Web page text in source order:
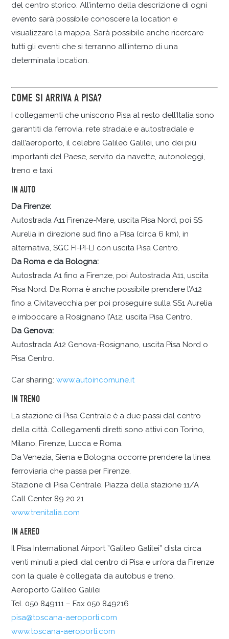
del centro storico. All’interno della descrizione di ogni
evento sarà possibile conoscere la location e
visualizzare la mappa. Sarà possibile anche ricercare
tutti gli eventi che si terranno all’interno di una
determinata location.
COME SI ARRIVA A PISA?
I collegamenti che uniscono Pisa al resto dell’Italia sono
garantiti da ferrovia, rete stradale e autostradale e
dall’aeroporto, il celebre Galileo Galilei, uno dei più
importanti del Paese, servito da navette, autonoleggi,
treno e taxi.
IN AUTO
Da Firenze:
Autostrada A11 Firenze-Mare, uscita Pisa Nord, poi SS
Aurelia in direzione sud fino a Pisa (circa 6 km), in
alternativa, SGC FI-PI-LI con uscita Pisa Centro.
Da Roma e da Bologna:
Autostrada A1 fino a Firenze, poi Autostrada A11, uscita
Pisa Nord. Da Roma è anche possibile prendere l’A12
fino a Civitavecchia per poi proseguire sulla SS1 Aurelia
e imboccare a Rosignano l’A12, uscita Pisa Centro.
Da Genova:
Autostrada A12 Genova-Rosignano, uscita Pisa Nord o
Pisa Centro.
Car sharing:www.autoincomune.it
IN TRENO
La stazione di Pisa Centrale è a due passi dal centro
della città. Collegamenti diretti sono attivi con Torino,
Milano, Firenze, Lucca e Roma.
Da Venezia, Siena e Bologna occorre prendere la linea
ferroviaria che passa per Firenze.
Stazione di Pisa Centrale, Piazza della stazione 11/A
Call Center 89 20 21
www.trenitalia.com
IN AEREO
Il Pisa International Airport ”Galileo Galilei” dista circa
venti minuti a piedi dal centro di Pisa e un’ora da Firenze
con la quale è collegata da autobus e treno.
Aeroporto Galileo Galilei
Tel. 050 849111 – Fax 050 849216
pisa@toscana-aeroporti.com
www.toscana-aeroporti.com